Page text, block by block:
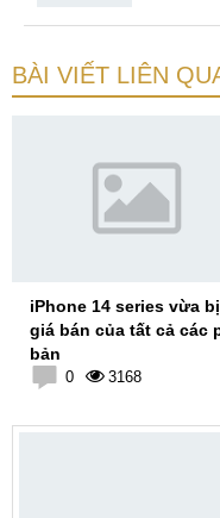
BÀI VIẾT LIÊN
iPhone 14 series vừa
giá bán của tất cả các
bản
0 3168